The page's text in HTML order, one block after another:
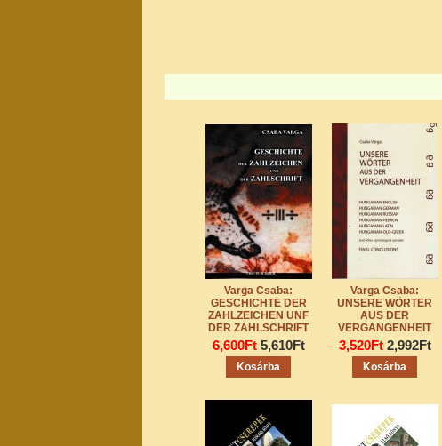
Varga Csaba:
GESCHICHTE DER
ZAHLZEICHEN UNF
DER ZAHLSCHRIFT
6,600Ft 5,610Ft
Varga Csaba:
UNSERE WÖRTER
AUS DER
VERGANGENHEIT
3,520Ft 2,992Ft